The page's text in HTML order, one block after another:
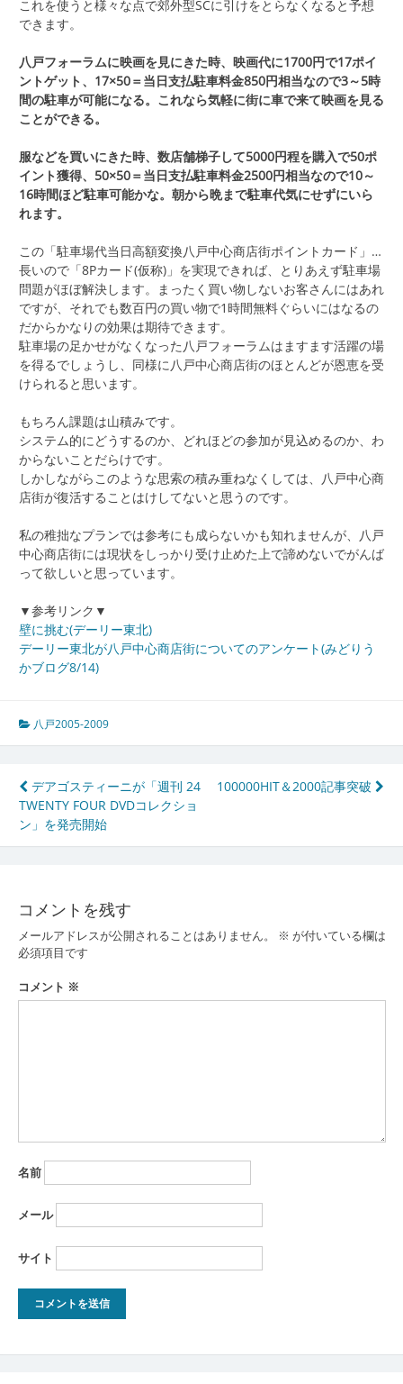
これを使うと様々な点で郊外型SCに引けをとらなくなると予想
できます。
八戸フォーラムに映画を見にきた時、映画代に1700円で17ポイ
ントゲット、17×50＝当日支払駐車料金850円相当なので3～5時
間の駐車が可能になる。これなら気軽に街に車で来て映画を見る
ことができる。
服などを買いにきた時、数店舗梯子して5000円程を購入で50ポ
イント獲得、50×50＝当日支払駐車料金2500円相当なので10～
16時間ほど駐車可能かな。朝から晩まで駐車代気にせずにいら
れます。
この「駐車場代当日高額変換八戸中心商店街ポイントカード」…
長いので「8Pカード(仮称)」を実現できれば、とりあえず駐車場
問題がほぼ解決します。まったく買い物しないお客さんにはあれ
ですが、それでも数百円の買い物で1時間無料ぐらいにはなるの
だからかなりの効果は期待できます。
駐車場の足かせがなくなった八戸フォーラムはますます活躍の場
を得るでしょうし、同様に八戸中心商店街のほとんどが恩恵を受
けられると思います。
もちろん課題は山積みです。
システム的にどうするのか、どれほどの参加が見込めるのか、わ
からないことだらけです。
しかしながらこのような思索の積み重ねなくしては、八戸中心商
店街が復活することはけしてないと思うのです。
私の稚拙なプランでは参考にも成らないかも知れませんが、八戸
中心商店街には現状をしっかり受け止めた上で諦めないでがんば
って欲しいと思っています。
▼参考リンク▼
壁に挑む(デーリー東北)
デーリー東北が八戸中心商店街についてのアンケート(みどりう
かブログ8/14)
八戸2005-2009
投
稿
ナ
ゲ
ー
シ
ョ
デアゴスティーニが「週刊 24
TWENTY FOUR DVDコレクショ
ン」を発売開始
100000HIT＆2000記事突破
コメントを残す
メールアドレスが公開されることはありません。 ※ が付いている欄は
必須項目です
コメント ※
名前
メール
サイト